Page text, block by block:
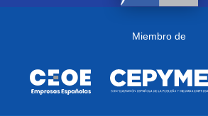
Miembro de